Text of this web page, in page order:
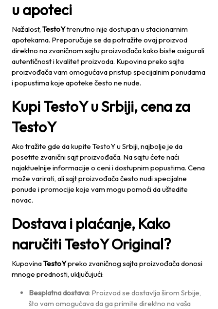
u apoteci
Nažalost, TestoYtrenutno nije dostupan u stacionarnim
apotekama. Preporučuje se da potražite ovaj proizvod
direktno na zvaničnom sajtu proizvođača kako biste osigurali
autentičnost i kvalitet proizvoda. Kupovina preko sajta
proizvođača vam omogućava pristup specijalnim ponudama
i popustima koje apoteke često ne nude.
Kupi TestoY u Srbiji, cena za
TestoY
Ako tražite gde da kupite TestoY u Srbiji, najbolje je da
posetite zvanični sajt proizvođača. Na sajtu ćete naći
najaktuelnije informacije o ceni i dostupnim popustima. Cena
može varirati, ali sajt proizvođača često nudi specijalne
ponude i promocije koje vam mogu pomoći da uštedite
novac.
Dostava i plaćanje, Kako
naručiti TestoY Original?
KupovinaTestoYpreko zvaničnog sajta proizvođača donosi
mnoge prednosti, uključujući:
Besplatna dostava: Proizvod se dostavlja širom Srbije,
što vam omogućava da ga primite direktno na vaša